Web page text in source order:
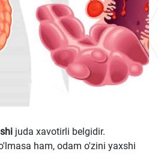
juda xavotirli belgidir.
ham, odam o'zini yaxshi